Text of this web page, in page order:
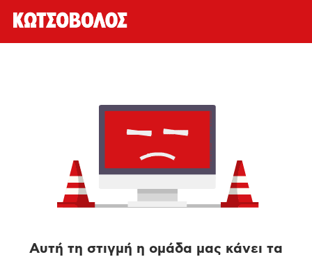
Αυτή τη στιγμή η ομάδα μας κάνει τα